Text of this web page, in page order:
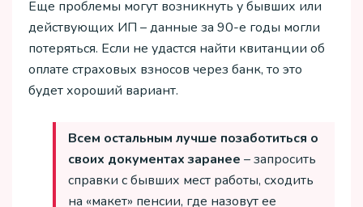
Еще проблемы могут возникнуть у бывших или
действующих ИП – данные за 90-е годы могли
потеряться. Если не удастся найти квитанции об
оплате страховых взносов через банк, то это
будет хороший вариант.
Всем остальным лучше позаботиться о
своих документах заранее – запросить
справки с бывших мест работы, сходить
на «макет» пенсии, где назовут ее